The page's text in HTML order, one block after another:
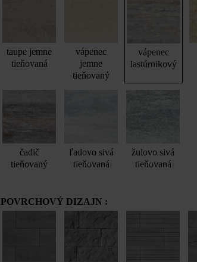
taupe jemne
tieňovaná
vápenec
jemne
tieňovaný
vápenec
lastúrnikový
čadič
tieňovaný
ľadovo sivá
tieňovaná
žulovo sivá
tieňovaná
POVRCHOVÝ DIZAJN :